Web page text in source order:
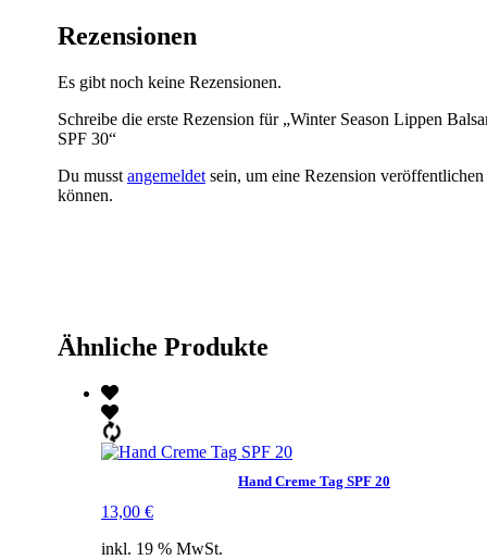
Rezensionen
Es gibt noch keine Rezensionen.
Schreibe die erste Rezension für „Winter Season Lippen
SPF 30“
Du musst angemeldet sein, um eine Rezension veröffentlichen
können.
Ähnliche Produkte
Hand Creme Tag SPF 20
13,00 €
inkl. 19 % MwSt.